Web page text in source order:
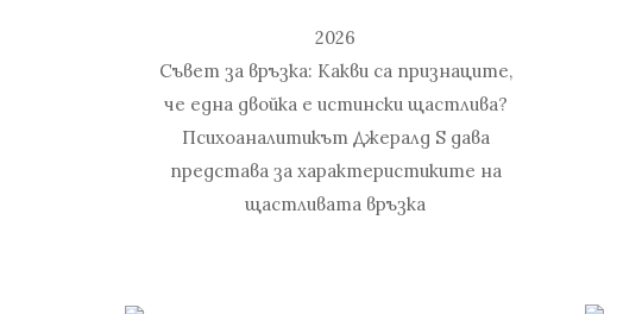
2026
Съвет за връзка: Какви са признаците,
че една двойка е истински щастлива?
Психоаналитикът Джералд S дава
представа за характеристиките на
щастливата връзка